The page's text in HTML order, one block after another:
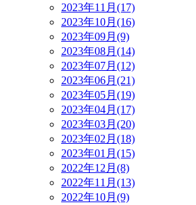
2023年11月(17)
2023年10月(16)
2023年09月(9)
2023年08月(14)
2023年07月(12)
2023年06月(21)
2023年05月(19)
2023年04月(17)
2023年03月(20)
2023年02月(18)
2023年01月(15)
2022年12月(8)
2022年11月(13)
2022年10月(9)